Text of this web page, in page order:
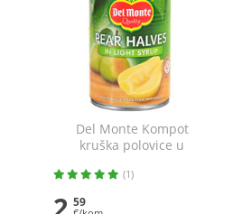
Del Monte Kompot
kruška polovice u
(1)
59